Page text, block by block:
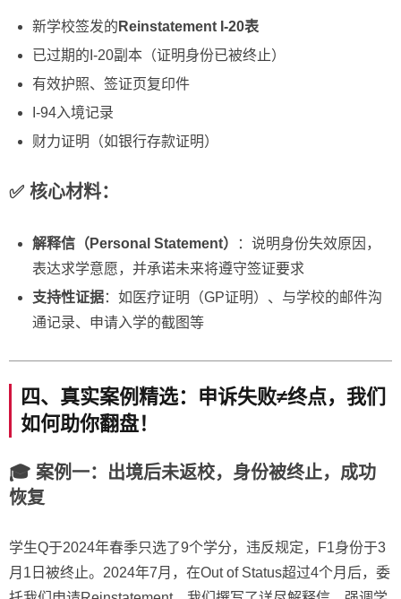
新学校签发的 Reinstatement I-20表
已过期的I-20副本（证明身份已被终止）
有效护照、签证页复印件
I-94入境记录
财力证明（如银行存款证明）
✅ 核心材料：
解释信（Personal Statement）
：说明身份失效原因，
表达求学意愿，并承诺未来将遵守签证要求
支持性证据：如医疗证明（GP证明）、与学校的邮件沟
通记录、申请入学的截图等
四、真实案例精选：申诉失败≠终点，我们
如何助你翻盘！
🎓 案例一：出境后未返校，身份被终止，成功
恢复
学生Q于2024年春季只选了9个学分，违反规定，F1身份于3
月1日被终止。2024年7月，在Out of Status超过4个月后，委